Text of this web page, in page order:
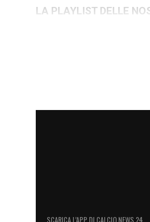
LA PLAYLIST DELLE
SCARICA L’APP DI CALCIO NEWS 24